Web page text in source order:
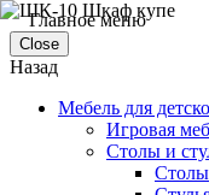
Главное меню
Close
Назад
Мебель для
Игровая
Столы и
Столы